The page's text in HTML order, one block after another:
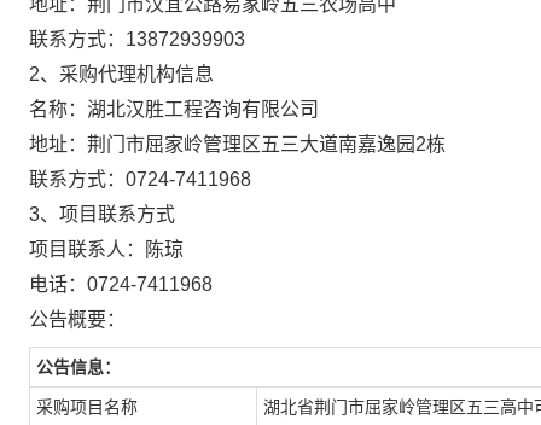
地址： 荆门市汉宜公路易家岭五三农场高中
联系方式： 13872939903
2、采购代理机构信息
名称： 湖北汉胜工程咨询有限公司
地址： 荆门市屈家岭管理区五三大道南嘉逸园2栋
联系方式： 0724-7411968
3、项目联系方式
项目联系人：
陈琼
电话： 0724-7411968
公告概要：
公告信息：
采购项目名称 湖北省荆门市屈家岭管理区五三高